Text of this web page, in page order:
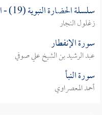
سلسلة الحضارة النبوية (19) - الخَلقُ من الرزق
زغلول النجار
سورة الإنفطار
عبد الرشيد بن الشيخ علي صوفي
سورة النبأ
أحمد المعصراوي